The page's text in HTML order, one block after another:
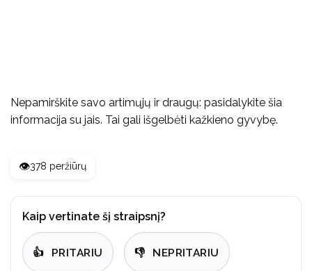
Nepamirškite savo artimųjų ir draugų: pasidalykite šia
informacija su jais. Tai gali išgelbėti kažkieno gyvybę.
👁️378 peržiūrų
Kaip vertinate šį straipsnį?
👍 PRITARIU 👎 NEPRITARIU